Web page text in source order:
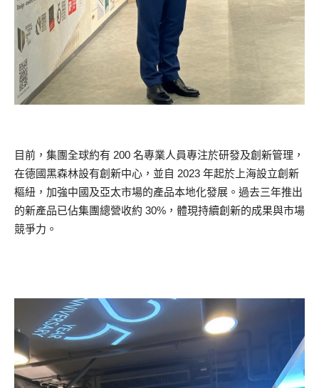
目前，集團全球約有 200 名專業人員專注於研發及創新管理，
在德國黑森林設有創新中心，並自 2023 年起於上海設立創新
樞紐，加強中國及亞太市場的產品本地化發展。過去三年推出
的新產品已佔集團總營收約 30%，體現持續創新的成果與市場
競爭力。